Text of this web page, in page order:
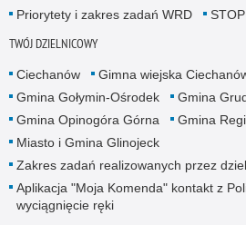
Priorytety i zakres zadań WRD
TWÓJ DZIELNICOWY
Ciechanów
Gimna wiejska
Gmina Gołymin-Ośrodek
Gmina
Gmina Opinogóra Górna
Gmina
Miasto i Gmina Glinojeck
Zakres zadań realizowanych przez
Aplikacja "Moja Komenda" kontakt z
wyciągnięcie ręki